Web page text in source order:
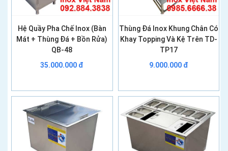
Hệ Quầy Pha Chế Inox (Bàn
Mát + Thùng Đá + Bồn Rửa)
QB-48
35.000.000 đ
Thùng Đá Inox Khung Chân Có
Khay Topping Và Kệ Trên TD-
TP17
9.000.000 đ